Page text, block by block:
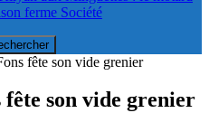
ferme Société
fête son vide grenier
son vide grenier